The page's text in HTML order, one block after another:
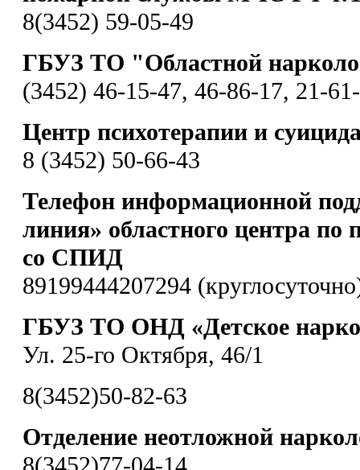
8(3452) 59-05-49
ГБУЗ ТО "Областной
(3452) 46-15-47, 46-86-17, 21-
Центр психотерапии и
8 (3452) 50-66-43
Телефон информационной
линия» областного центра по
со СПИД
89199444207294
ГБУЗ ТО ОНД «Детское
Ул. 25-го Октября, 46/1
8(3452)50-82-63
Отделение неотложной